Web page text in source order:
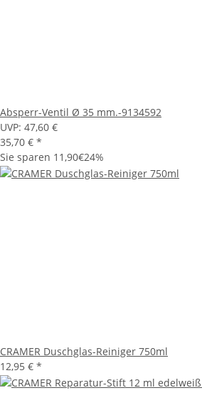
Absperr-Ventil Ø 35 mm.-9134592
UVP: 47,60 €
35,70 € *
Sie sparen 11,90€24%
CRAMER Duschglas-Reiniger 750ml
12,95 € *